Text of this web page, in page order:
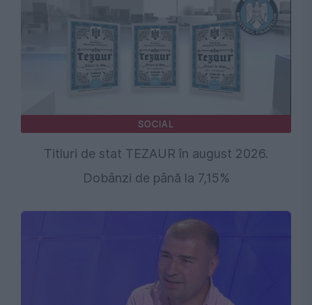
SOCIAL
Titluri de stat TEZAUR în august 2026.
Dobânzi de până la 7,15%